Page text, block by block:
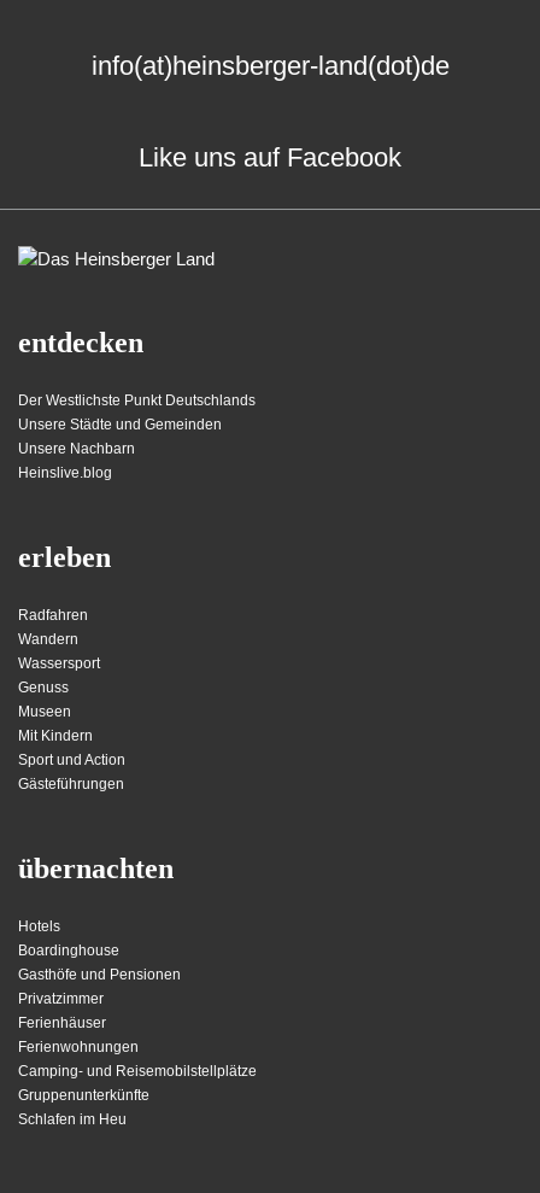
info(at)heinsberger-land(dot)de
Like uns auf Facebook
entdecken
Der Westlichste Punkt Deutschlands
Unsere Städte und Gemeinden
Unsere Nachbarn
Heinslive.blog
erleben
Radfahren
Wandern
Wassersport
Genuss
Museen
Mit Kindern
Sport und Action
Gästeführungen
übernachten
Hotels
Boardinghouse
Gasthöfe und Pensionen
Privatzimmer
Ferienhäuser
Ferienwohnungen
Camping- und Reisemobilstellplätze
Gruppenunterkünfte
Schlafen im Heu